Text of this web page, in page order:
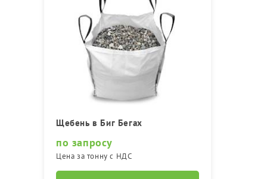
Щебень в Биг Бегах
по запросу
Цена за тонну с НДС